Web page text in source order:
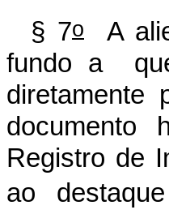
§ 7o
A
fundo a
diretamente
documento
Registro de
ao